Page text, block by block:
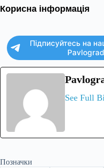
Корисна інформація
Підписуйтесь на
See Full
Позначки